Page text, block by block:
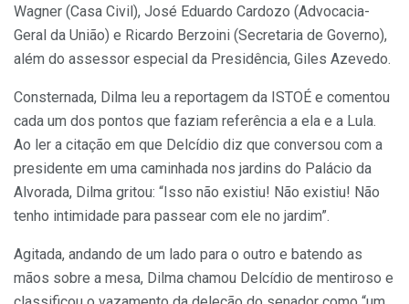
Wagner (Casa Civil), José Eduardo Cardozo (Advocacia-
Geral da União) e Ricardo Berzoini (Secretaria de Governo),
além do assessor especial da Presidência, Giles Azevedo.
Consternada, Dilma leu a reportagem da ISTOÉ e comentou
cada um dos pontos que faziam referência a ela e a Lula.
Ao ler a citação em que Delcídio diz que conversou com a
presidente em uma caminhada nos jardins do Palácio da
Alvorada, Dilma gritou: “Isso não existiu! Não existiu! Não
tenho intimidade para passear com ele no jardim”.
Agitada, andando de um lado para o outro e batendo as
mãos sobre a mesa, Dilma chamou Delcídio de mentiroso e